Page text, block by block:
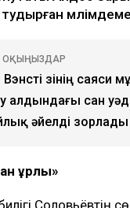
ОҚЫҢЫЗДАР
өзінің саяси
алдындағы сан
әйелді
құрлы»